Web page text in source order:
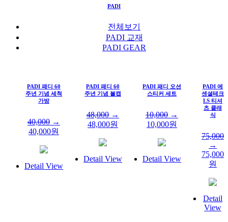
PADI
전체보기
PADI 교재
PADI GEAR
PADI 패디 60
주년 기념 세척
가방
40,000 →
40,000원
Detail View
PADI 패디 60
주년 기념 볼캡
48,000 →
48,000원
Detail View
PADI 패디 오션
스티커 세트
10,000 →
10,000원
Detail View
PADI 에
센셜테크
LS 티셔
츠 클래
식
75,000
→
75,000
원
Detail
View